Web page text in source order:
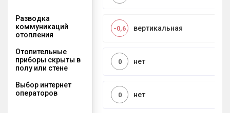
Разводка
коммуникаций
отопления
вертикальная
-0,6
Отопительные
приборы скрыты в
полу или стене
нет
0
Выбор интернет
операторов
нет
0